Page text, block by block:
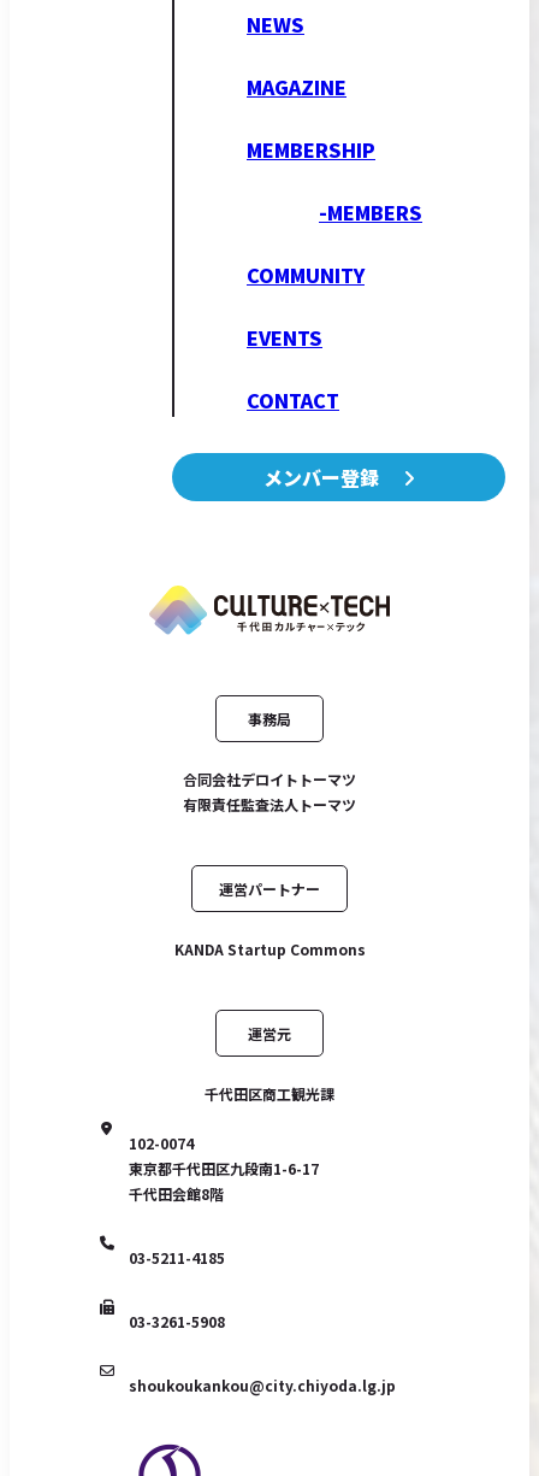
NEWS
MAGAZINE
MEMBERSHIP
-MEMBERS
COMMUNITY
EVENTS
CONTACT
メンバー登録
事務局
合同会社デロイトトーマツ
有限責任監査法人トーマツ
運営パートナー
KANDA Startup Commons
運営元
千代田区商工観光課
102-0074
東京都千代田区九段南1-6-17
千代田会館8階
03-5211-4185
03-3261-5908
shoukoukankou@city.chiyoda.lg.jp